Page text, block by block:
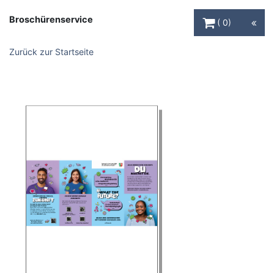
Broschürenservice
0
Zurück zur Startseite